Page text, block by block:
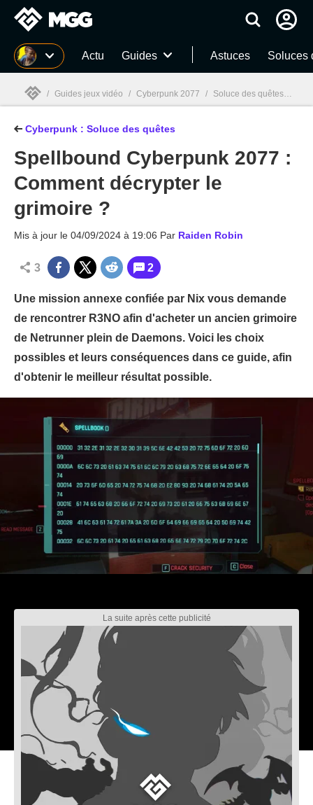
MGG Actu Guides Astuces Soluces
MGG
/ Guides jeux vidéo / Cyberpunk 2077 / Soluce des quêtes de Cyberpunk : Choix, romances, toutes les fins
Cyberpunk : Soluce des quêtes
Spellbound Cyberpunk 2077 :
Comment décrypter le
grimoire ?
Mis à jour le 04/09/2024 à 19:06 Par Raiden Robin
3 2
Une mission annexe confiée par Nix vous demande
de rencontrer R3NO afin d'acheter un ancien grimoire
de Netrunner plein de Daemons. Voici les choix
possibles et leurs conséquences dans ce guide, afin
d'obtenir le meilleur résultat possible.